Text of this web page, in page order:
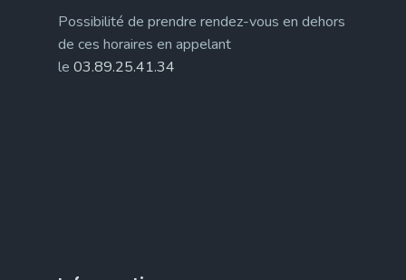
Possibilité de prendre rendez-vous en dehors
de ces horaires en appelant
le 03.89.25.41.34